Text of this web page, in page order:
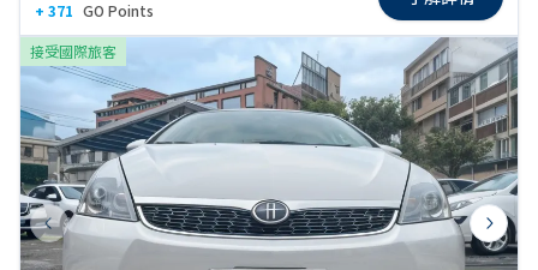
+ 371 GO Points
接受國際旅客
Previous slide Next